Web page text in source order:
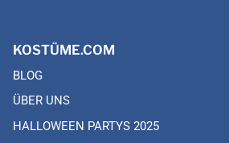
KOSTÜME.COM
BLOG
ÜBER UNS
HALLOWEEN PARTYS 2025